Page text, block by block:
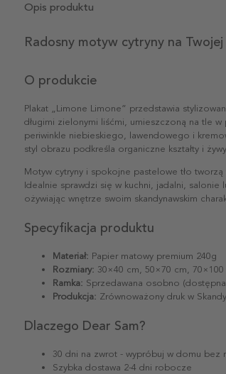
Opis produktu
Radosny motyw cytryny na Twojej
O produkcie
Plakat „Limone Limone” przedstawia
długimi zielonymi liśćmi, umieszczoną na tle
periwinkle niebieskiego, lawendowego i
styl obrazu podkreśla organiczne kształty i
Motyw cytryny i spokojne pastelowe tło tworzą
Idealnie sprawdzi się w kuchni, jadalni, salonie
ożywiając wnętrze swoim skandynawskim
Specyfikacja produktu
Materiał: Papier matowy premium 240g
Rozmiary: 30×40 cm, 50×70 cm, 70×100
Ramka: Sprzedawana osobno
Produkcja: Zrównoważony druk w
Dlaczego Dear Sam?
30 dni na zwrot - wypróbuj w domu bez
Szybka dostawa 2-4 dni robocze